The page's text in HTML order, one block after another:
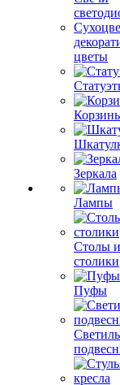
цветы
Зеркала
Лампы
Столы и
столики
Пуфы